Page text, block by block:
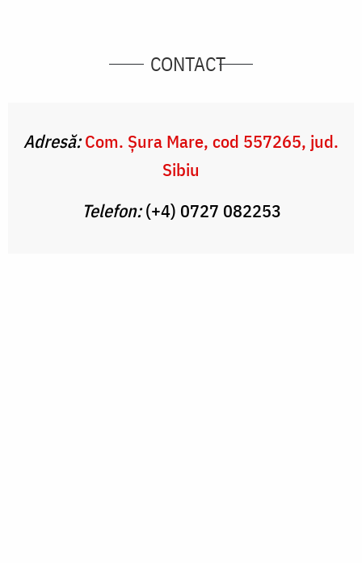
CONTACT
Adresă: Com. Şura Mare, cod 557265, jud.
Sibiu
Telefon:(+4) 0727 082253